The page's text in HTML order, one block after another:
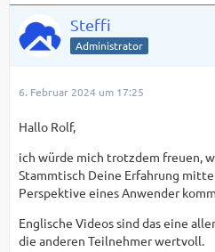
Steffi
Administrator
6. Februar 2024 um 17:25
Hallo Rolf,
ich würde mich trotzdem freuen,
Stammtisch Deine Erfahrung
Perspektive eines Anwender
Englische Videos sind das eine
die anderen Teilnehmer wertvoll.